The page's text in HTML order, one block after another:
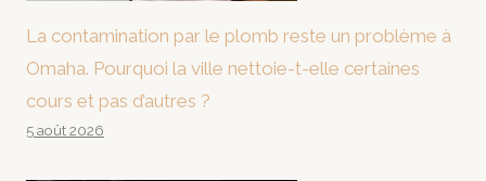
La contamination par le plomb reste un problème à
Omaha. Pourquoi la ville nettoie-t-elle certaines
cours et pas d’autres ?
5 août 2026